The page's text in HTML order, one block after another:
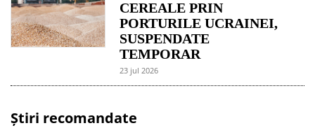
CEREALE PRIN
PORTURILE UCRAINEI,
SUSPENDATE
TEMPORAR
23 jul 2026
Știri recomandate